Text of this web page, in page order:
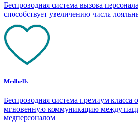
Беспроводная система вызова
способствует увеличению числа
Medbells
Беспроводная система премиум класса
мгновенную коммуникацию между
медперсоналом